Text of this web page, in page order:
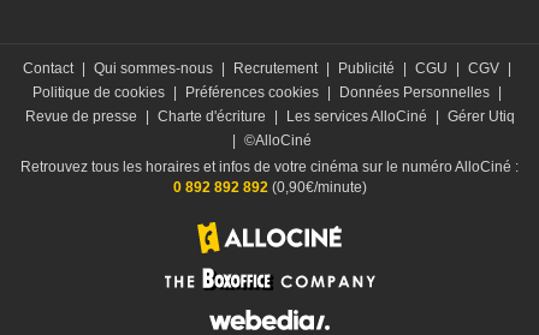
Contact Qui sommes-nous Recrutement Publicité CGU CGV
Politique de cookies
Préférences cookies Données Personnelles
Revue de presse
Charte d'écriture Les services AlloCiné
Gérer Utiq
©AlloCiné
Retrouvez tous les horaires et infos de votre cinéma sur le numéro AlloCiné :
0 892 892 892(0,90€/minute)